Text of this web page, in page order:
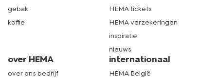
gebak
koffie
HEMA tickets
HEMA verzekeringen
inspiratie
nieuws
over HEMA
over ons bedrijf
internationaal
HEMA België